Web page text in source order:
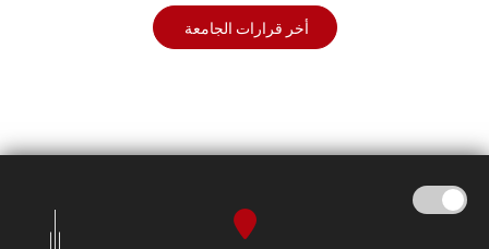
أخر قرارات الجامعة